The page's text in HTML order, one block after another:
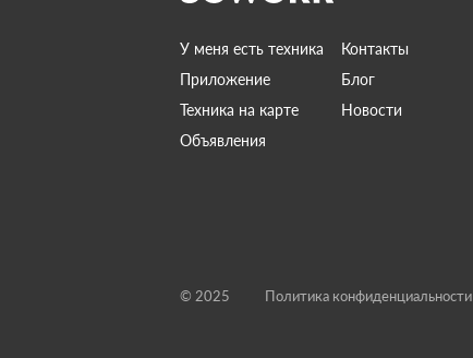
У меня есть техника
Контакты
Приложение
Блог
Техника на карте
Новости
Объявления
© 2025 Политика конфиденциальности